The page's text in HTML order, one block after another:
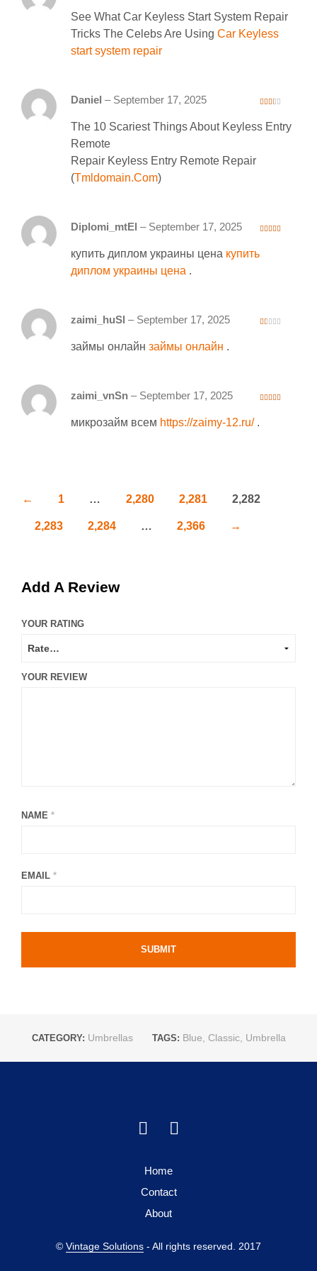
t
5
See What Car Keyless Start System Repair
Tricks The Celebs Are Using Car Keyless
start system repair
of 5
Daniel – September 17, 2025
The 10 Scariest Things About Keyless Entry
Remote
Repair Keyless Entry Remote Repair
(Tmldomain.Com)
Diplomi_mtEl – September 17, 2025
купить диплом украины цена купить
диплом украины цена .
zaimi_huSl – September 17, 2025
займы онлайн займы онлайн .
zaimi_vnSn – September 17, 2025
микрозайм всем https://zaimy-12.ru/.
← 1 … 2,280 2,281 2,282
2,283 2,284 … 2,366 →
Add A Review
YOUR RATING
YOUR REVIEW
NAME *
EMAIL *
CATEGORY: Umbrellas TAGS: Blue, Classic, Umbrella
Home
Contact
About
© Vintage Solutions - All rights reserved. 2017